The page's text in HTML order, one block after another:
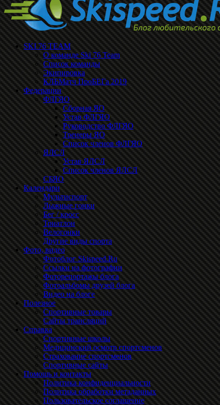
SKI 76 TEAM
О команде Ski 76 Team
Список команды
Экипировка
КЛБМатч ПроБЕГа 2019
Федерации
ФЛГЯО
Сборная ЯО
Устав ФЛГЯО
Руководство ФЛГЯО
Тренеры ЯО
Список членов ФЛГЯО
ЯЛСЛ
Устав ЯЛСЛ
Список членов ЯЛСЛ
СБЯО
Календари
Мультиспорт
Лыжные гонки
Бег / кросс
Триатлон
Велогонки
Другие виды спорта
Фото, видео
Фотоблог Skispeed.Ru
Ссылки на фотографии
Фоторепортажы блога
Фотоальбомы друзей блога
Видео на блоге
Полезное
Спортивные товары
Сайты трансляций
Справка
Спортивные школы
Медицинский осмотр спортсменов
Страхование спортсменов
Спортивные сайты
Помощь и контакты
Политика конфиденциальности
Политика обработки метаданных
Пользовательское соглашение